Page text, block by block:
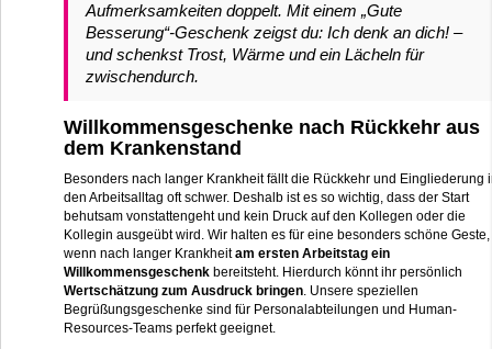
Aufmerksamkeiten doppelt. Mit einem „Gute
Besserung“-Geschenk zeigst du: Ich denk an dich! –
und schenkst Trost, Wärme und ein Lächeln für
zwischendurch.
Willkommensgeschenke nach Rückkehr aus
dem Krankenstand
Besonders nach langer Krankheit fällt die Rückkehr und Eingliederung
den Arbeitsalltag oft schwer. Deshalb ist es so wichtig, dass der Start
behutsam vonstattengeht und kein Druck auf den Kollegen oder die
Kollegin ausgeübt wird. Wir halten es für eine besonders schöne Geste,
wenn nach langer Krankheitam ersten Arbeitstag ein
Willkommensgeschenk bereitsteht. Hierdurch könnt ihr persönlich
Wertschätzung zum Ausdruck bringen . Unsere speziellen
Begrüßungsgeschenke sind für Personalabteilungen und Human-
Resources-Teams perfekt geeignet.